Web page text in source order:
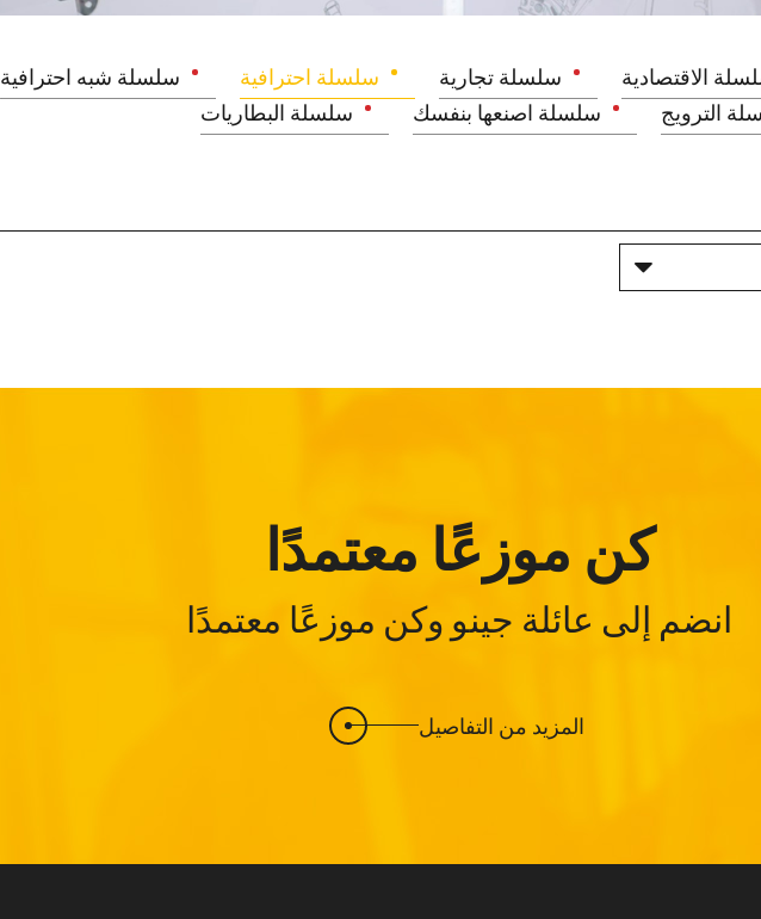
الاقتصادية سلسلة تجارية سلسلة احترافية سلسلة شبه احترافية
الترويج
سلسلة اصنعها بنفسك سلسلة البطاريات
كن موزعًا معتمدًا
انضم إلى عائلة جينو وكن موزعًا معتمدًا
المزيد من التفاصيل